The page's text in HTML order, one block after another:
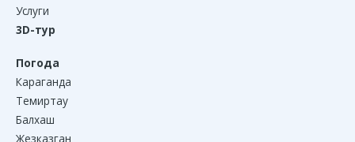
Услуги
3D-тур
Погода
Караганда
Темиртау
Балхаш
Жезказган